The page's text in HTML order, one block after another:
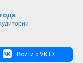
Войти с VK ID